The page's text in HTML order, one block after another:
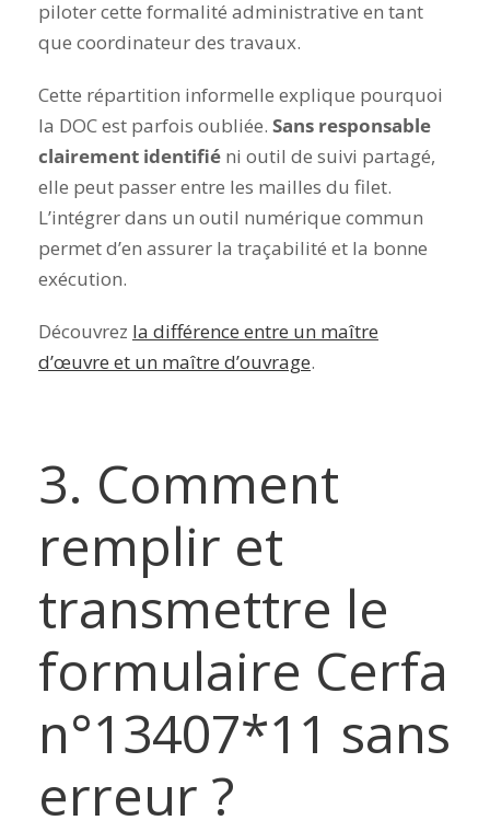
piloter cette formalité administrative en tant
que coordinateur des travaux.
Cette répartition informelle explique pourquoi
la DOC est parfois oubliée. Sans responsable
clairement identifié ni outil de suivi partagé,
elle peut passer entre les mailles du filet.
L’intégrer dans un outil numérique commun
permet d’en assurer la traçabilité et la bonne
exécution.
Découvrez la différence entre un maître
d’œuvre et un maître d’ouvrage.
3. Comment
remplir et
transmettre le
formulaire Cerfa
n°13407*11 sans
erreur ?